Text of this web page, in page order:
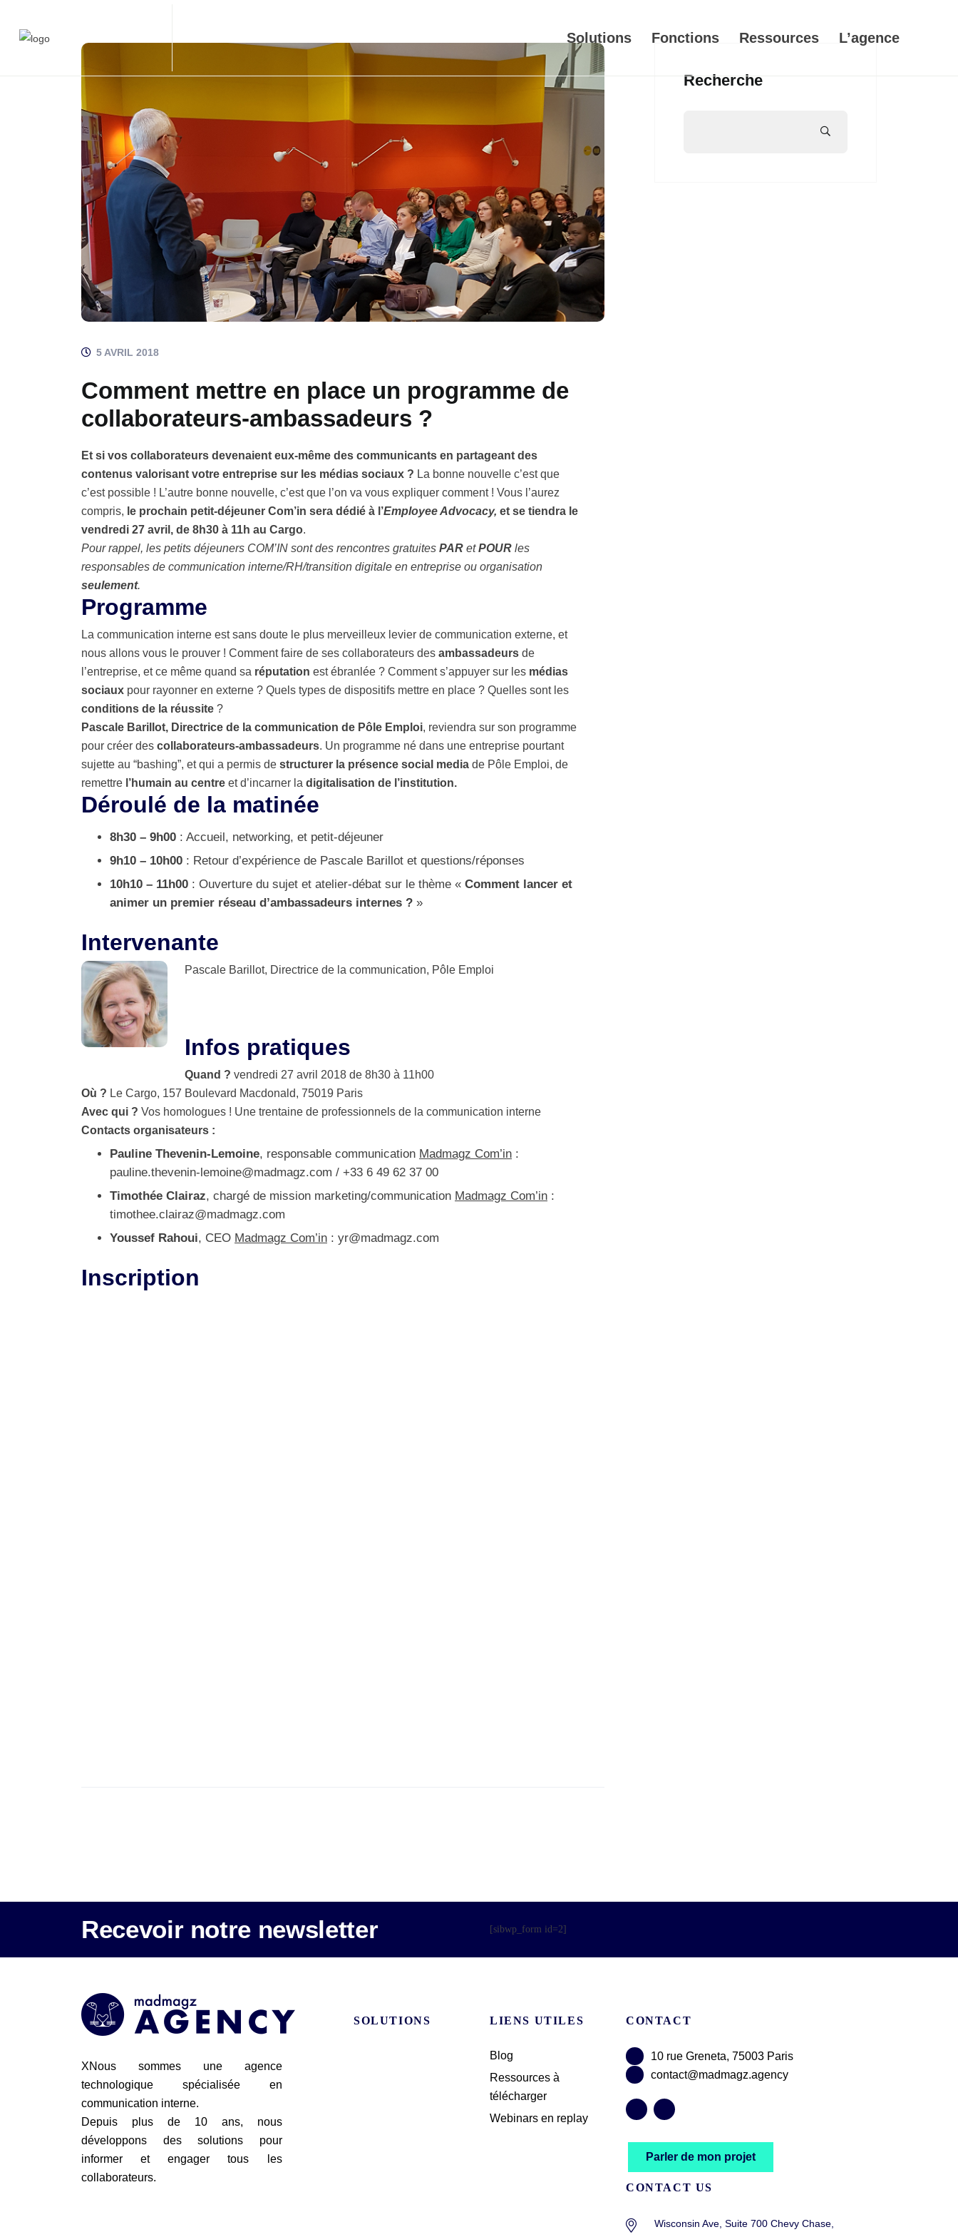
Solutions Fonctions Ressources L’agence
5 AVRIL 2018
Comment mettre en place un programme de
collaborateurs-ambassadeurs ?
Et si vos collaborateurs devenaient eux-même des communicants en partageant des
contenus valorisant votre entreprise sur les médias sociaux ? La bonne nouvelle c’est que
c’est possible ! L’autre bonne nouvelle, c’est que l’on va vous expliquer comment ! Vous l’aurez
compris, le prochain petit-déjeuner Com’in sera dédié à l’Employee Advocacy, et se tiendra le
vendredi 27 avril, de 8h30 à 11h au Cargo.
Pour rappel, les petits déjeuners COM’IN sont des rencontres gratuites PAR ​ etPOUR ​ les
responsables de communication interne/RH/transition digitale en entreprise​ ou organisation​ ​
seulement​.
Programme
La communication interne est sans doute le plus merveilleux levier de communication externe, et
nous allons vous le prouver ! Comment faire de ses collaborateurs des ambassadeurs de
l’entreprise, et ce même quand sa réputation est ébranlée ? Comment s’appuyer sur les médias
sociaux pour rayonner en externe ? Quels types de dispositifs mettre en place ? Quelles sont les
conditions de la réussite ?
Pascale Barillot, Directrice de la communication de Pôle Emploi, reviendra sur son programme
pour créer des collaborateurs-ambassadeurs. Un programme né dans une entreprise pourtant
sujette au “bashing”, et qui a permis de structurer la présence social media de Pôle Emploi, de
remettre l’humain au centre et d’incarner la digitalisation de l’institution.
Déroulé de la matinée
8h30​ ​–​ ​9h00​ ​ :​ Accueil, networking, et petit-déjeuner
9h10​ ​–​ ​10h00​ ​:​ Retour d’expérience de Pascale Barillot et questions/réponses
10h10​ ​–​ ​11h00 ​ ​:​ Ouverture du sujet et atelier-débat sur le thème « Comment lancer et
animer un premier réseau d’ambassadeurs internes ? »
Intervenante
Pascale Barillot, Directrice de la communication, Pôle Emploi
Infos pratiques
Quand​ ?​ vendredi​ 27 avril​ ​2018​ ​de 8h30​ ​à 11h00
Où​ ​? ​ Le Cargo​, 157 Boulevard Macdonald, 75019 Paris
Avec​ ​qui​ ​? ​ Vos homologues ! Une trentaine de professionnels de la communication interne
Contacts​ ​organisateurs​ ​:
Pauline Thevenin-Lemoine, responsable communication Madmagz Com’in :
pauline.thevenin-lemoine@madmagz.com / +33 6 49 62 37 00
Timothée Clairaz, chargé de mission marketing/communication Madmagz Com’in :
timothee.clairaz@madmagz.com
Youssef Rahoui, CEO Madmagz Com’in : yr@madmagz.com
Inscription
Recherche
Recevoir notre newsletter [sibwp_form id=2]
XNous sommes une agence
technologique spécialisée en
communication interne.
Depuis plus de 10 ans, nous
développons des solutions pour
informer et engager tous les
collaborateurs.
SOLUTIONS LIENS UTILES
Blog
Ressources à
télécharger
Webinars en replay
CONTACT
10 rue Greneta, 75003 Paris
contact@madmagz.agency
Parler de mon projet
CONTACT US
Wisconsin Ave, Suite 700 Chevy Chase,